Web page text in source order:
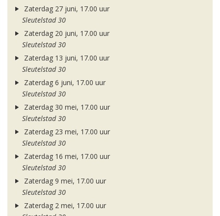
Zaterdag 27 juni, 17.00 uur
Sleutelstad 30
Zaterdag 20 juni, 17.00 uur
Sleutelstad 30
Zaterdag 13 juni, 17.00 uur
Sleutelstad 30
Zaterdag 6 juni, 17.00 uur
Sleutelstad 30
Zaterdag 30 mei, 17.00 uur
Sleutelstad 30
Zaterdag 23 mei, 17.00 uur
Sleutelstad 30
Zaterdag 16 mei, 17.00 uur
Sleutelstad 30
Zaterdag 9 mei, 17.00 uur
Sleutelstad 30
Zaterdag 2 mei, 17.00 uur